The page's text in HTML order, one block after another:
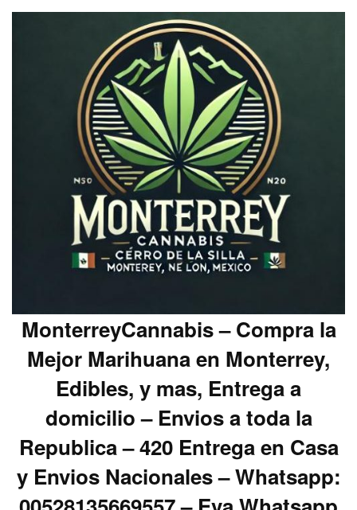
MonterreyCannabis – Compra la
Mejor Marihuana en Monterrey,
Edibles, y mas, Entrega a
domicilio – Envios a toda la
Republica – 420 Entrega en Casa
y Envios Nacionales – Whatsapp: